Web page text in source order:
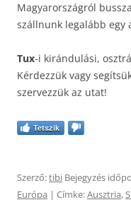
Magyarországról
szállnunk legalább egy
Tux-i kirándulási,
Kérdezzük vagy
szervezzük az utat!
Tetszik
Szerző:tibi Bejegyzés
Európa | Címke:Ausztria,